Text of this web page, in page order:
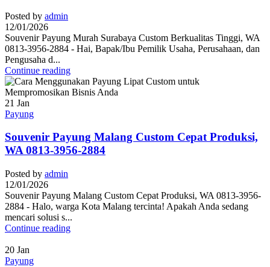
Posted by admin
12/01/2026
Souvenir Payung Murah Surabaya Custom Berkualitas Tinggi, WA
0813-3956-2884 - Hai, Bapak/Ibu Pemilik Usaha, Perusahaan, dan
Pengusaha d...
Continue reading
21 Jan
Payung
Souvenir Payung Malang Custom Cepat Produksi,
WA 0813-3956-2884
Posted by admin
12/01/2026
Souvenir Payung Malang Custom Cepat Produksi, WA 0813-3956-
2884 - Halo, warga Kota Malang tercinta! Apakah Anda sedang
mencari solusi s...
Continue reading
20 Jan
Payung